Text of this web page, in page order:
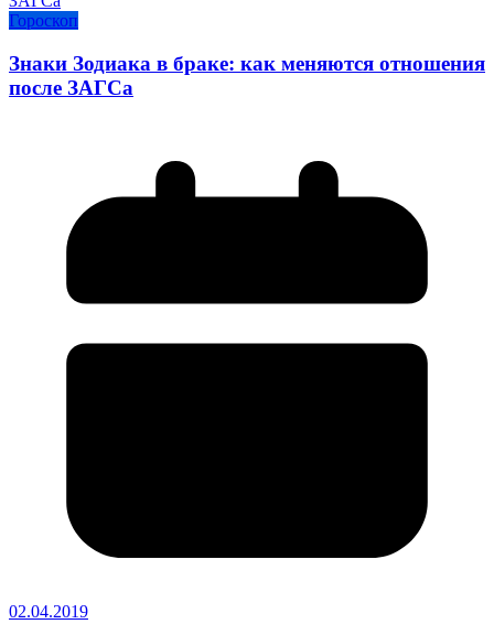
Гороскоп
Знаки Зодиака в браке: как меняются отношения
после ЗАГСа
02.04.2019